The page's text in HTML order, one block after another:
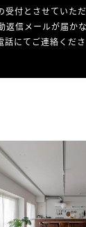
付とさせていただ
信メールが届かな
にてご連絡くださ